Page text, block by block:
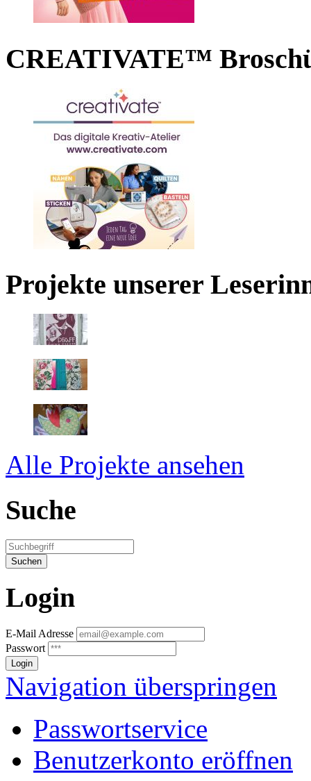
CREATIVATE™
Projekte unserer
Alle Projekte ansehen
Suche
Login
E-Mail Adresse
Passwort
Navigation überspringen
Passwortservice
Benutzerkonto eröffnen